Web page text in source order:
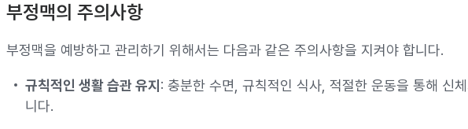
부정맥의 주의사항
부정맥을 예방하고 관리하기 위해서는 다음과 같은 주의사항을 지켜야 합니다.
규칙적인 생활 습관 유지 : 충분한 수면, 규칙적인 식사, 적절한 운동을 통해 신
니다.